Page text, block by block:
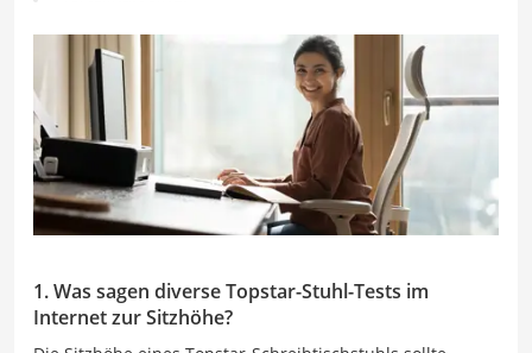
1. Was sagen diverse Topstar-Stuhl-Tests im
Internet zur Sitzhöhe?